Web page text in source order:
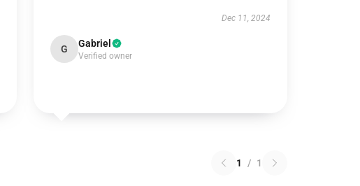
Dec 11, 2024
G Gabriel
Verified owner
1 / 1